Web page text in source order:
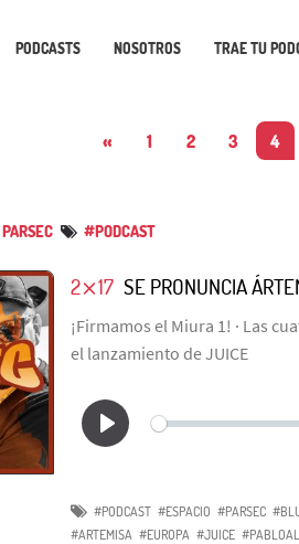
PODCASTS NOSOTROS TRAE TU
« 1 2 3 4
PARSEC #PODCAST
2⨯17 SE PRONUNCIA
¡Firmamos el Miura 1! · Las
el lanzamiento de JUICE
#PODCAST #ESPACIO #PARSEC
#ARTEMISA #EUROPA #JUICE